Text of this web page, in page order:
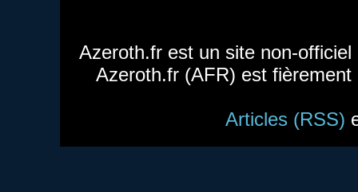
Azeroth.fr est un site non-
Azeroth.fr (AFR) est
Articles (RSS)